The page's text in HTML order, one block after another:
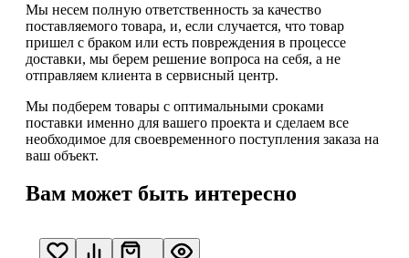
Мы несем полную ответственность за качество
поставляемого товара, и, если случается, что товар
пришел с браком или есть повреждения в процессе
доставки, мы берем решение вопроса на себя, а не
отправляем клиента в сервисный центр.
Мы подберем товары с оптимальными сроками
поставки именно для вашего проекта и сделаем все
необходимое для своевременного поступления заказа на
ваш объект.
Вам может быть интересно